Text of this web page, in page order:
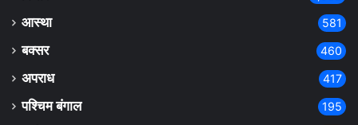
आस्था 581
बक्सर 460
अपराध 417
पश्चिम बंगाल 195